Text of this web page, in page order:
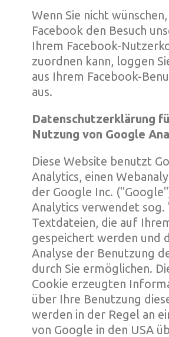
Wenn Sie nicht wünschen,
Facebook den Besuch
Ihrem Facebook-
zuordnen kann, loggen
aus Ihrem Facebook-
aus.
Datenschutzerklärung
Nutzung von Google
Diese Website benutzt
Analytics, einen
der Google Inc.
Analytics verwendet sog.
Textdateien, die auf
gespeichert werden und
Analyse der Benutzung
durch Sie ermöglichen.
Cookie erzeugten
über Ihre Benutzung
werden in der Regel an
von Google in den USA